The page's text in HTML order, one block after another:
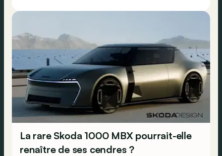
La rare Skoda 1000 MBX pourrait-elle
renaître de ses cendres ?